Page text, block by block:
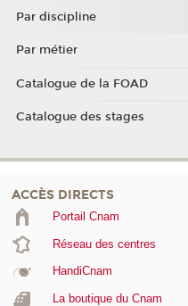
Par discipline
Par métier
Catalogue de la FOAD
Catalogue des stages
ACCÈS DIRECTS
Portail Cnam
Réseau des centres
HandiCnam
La boutique du Cnam